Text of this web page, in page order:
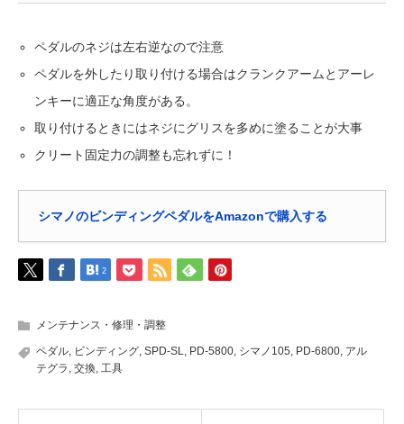
ペダルのネジは左右逆なので注意
ペダルを外したり取り付ける場合はクランクアームとアーレ
ンキーに適正な角度がある。
取り付けるときにはネジにグリスを多めに塗ることが大事
クリート固定力の調整も忘れずに！
シマノのビンディングペダルをAmazonで購入する
2
メンテナンス・修理・調整
ペダル, ビンディング, SPD-SL, PD-5800, シマノ105, PD-6800, アル
テグラ , 交換, 工具